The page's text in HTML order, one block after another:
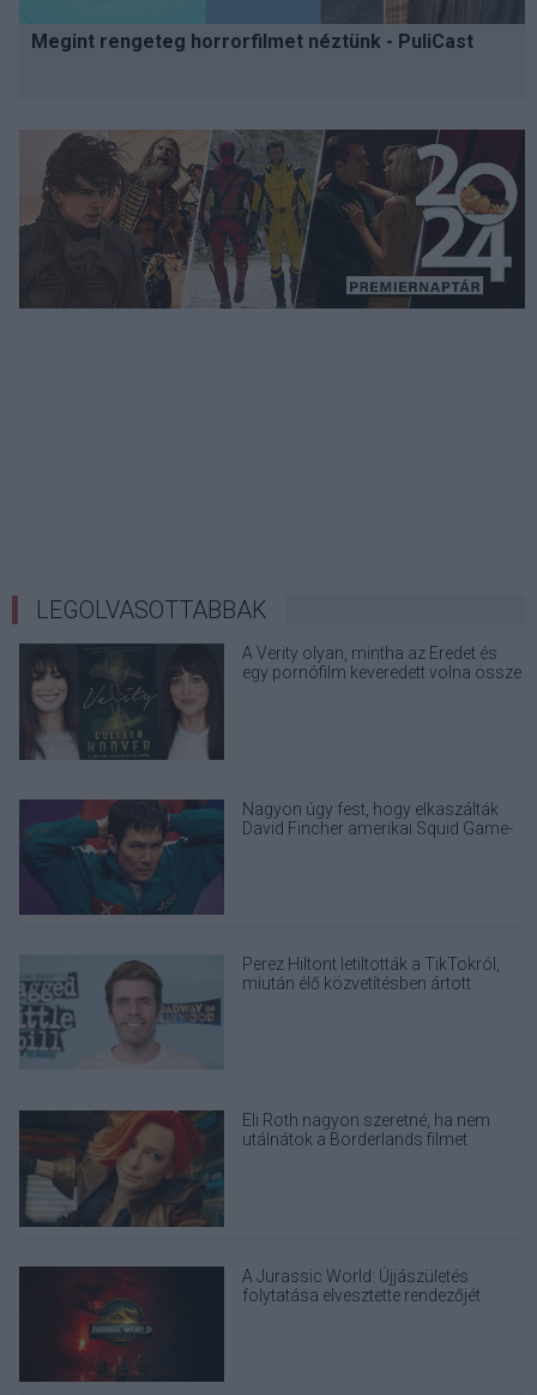
Megint rengeteg horrorfilmet néztünk - PuliCast
LEGOLVASOTTABBAK
A Verity olyan, mintha az Eredet és
egy pornófilm keveredett volna össze
Nagyon úgy fest, hogy elkaszálták
David Fincher amerikai Squid Game-
Perez Hiltont letiltották a TikTokról,
miután élő közvetítésben ártott
Eli Roth nagyon szeretné, ha nem
utálnátok a Borderlands filmet
A Jurassic World: Újjászületés
folytatása elvesztette rendezőjét